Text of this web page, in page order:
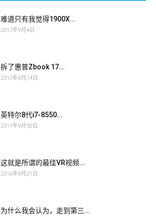
难道只有我觉得1900X...
2017年9月4日
拆了惠普Zbook 17...
2017年8月14日
英特尔8代i7-8550...
2017年9月30日
这就是所谓的最佳VR视频...
2016年9月21日
为什么我会认为，走到第三...